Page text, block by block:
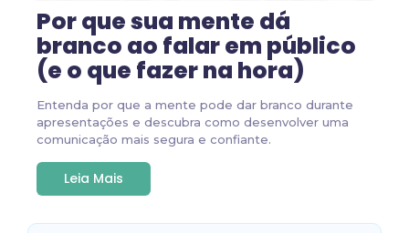
Por que sua mente dá
branco ao falar em público
(e o que fazer na hora)
Entenda por que a mente pode dar branco durante
apresentações e descubra como desenvolver uma
comunicação mais segura e confiante.
Leia Mais